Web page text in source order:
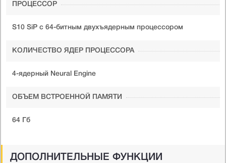
ПРОЦЕССОР
S10 SiP с 64-битным двухъядерным процессором
КОЛИЧЕСТВО ЯДЕР ПРОЦЕССОРА
4-ядерный Neural Engine
ОБЪЕМ ВСТРОЕННОЙ ПАМЯТИ
64 Гб
ДОПОЛНИТЕЛЬНЫЕ ФУНКЦИИ